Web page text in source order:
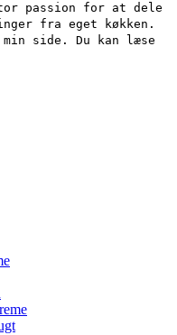
passion for at dele
fra eget køkken.
side. Du kan læse